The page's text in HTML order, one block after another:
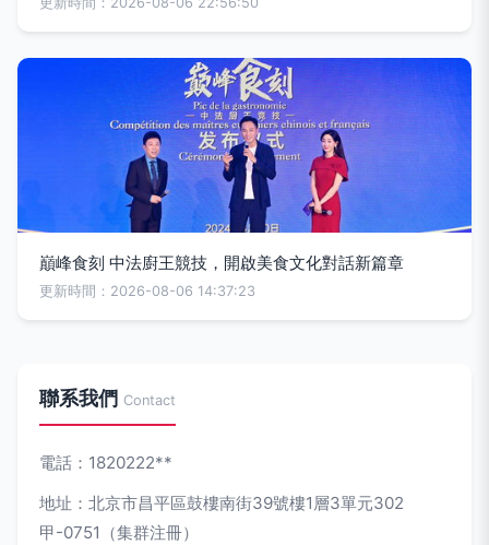
巔峰食刻 中法廚王競技，開啟美食文化對話新篇章
更新時間：2026-08-06 14:37:23
聯系我們 Contact
電話：1820222**
地址：北京市昌平區鼓樓南街39號樓1層3單元302
甲-0751（集群注冊）